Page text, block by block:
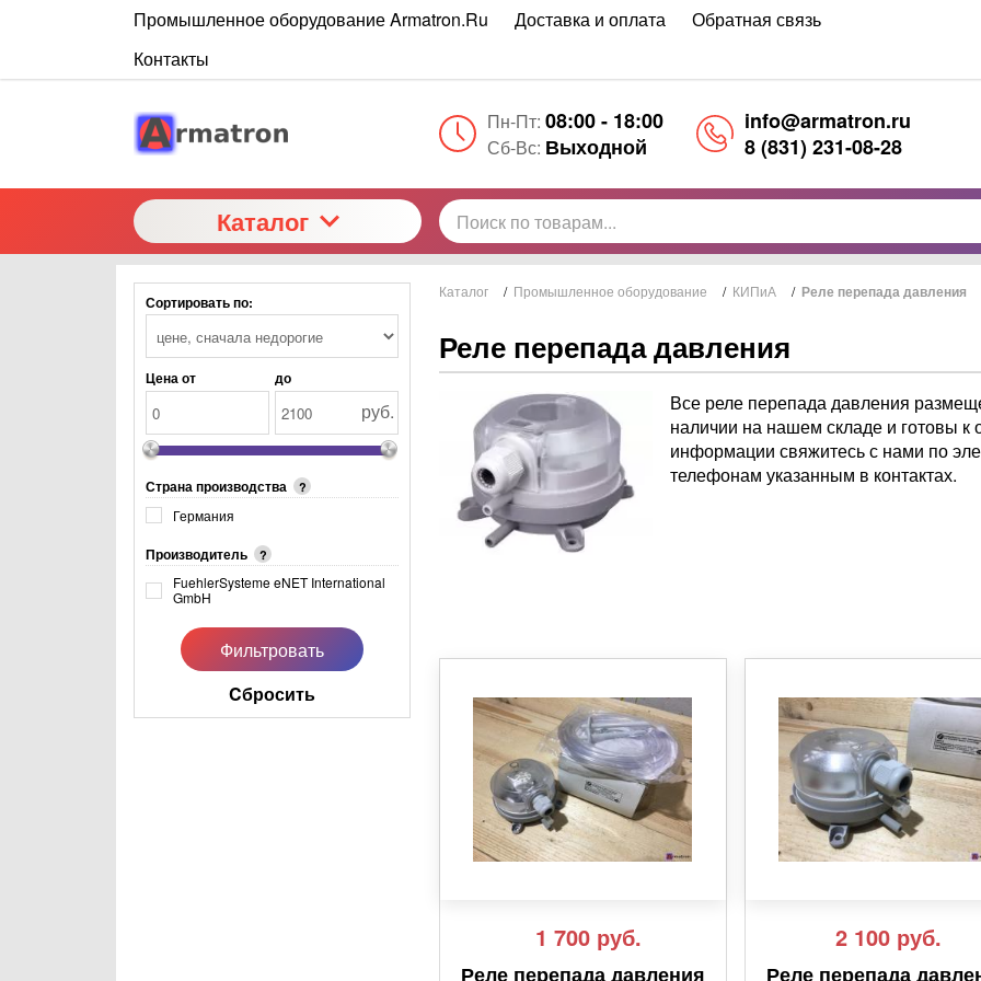
Промышленное оборудование Armatron.Ru Доставка и оплата
Обратная связь
Контакты
Пн-Пт: 08:00 - 18:00
Сб-Вс: Выходной
info@armatron.ru
8 (831) 231-08-28
Каталог
Сортировать по:
Цена от до
руб.
Страна производства ?
Германия
Производитель ?
FuehlerSysteme eNET International
GmbH
Cбросить
Каталог / Промышленное оборудование / КИПиА / Реле перепада давления
Реле перепада давления
Все реле перепада давления
наличии на нашем складе и готовы к
информации свяжитесь с нами по
телефонам указанным в контактах.
1 700 руб.
Реле перепада давления
2 100 руб.
Реле перепада